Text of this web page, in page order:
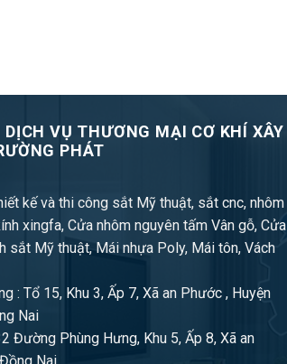
VỤ THƯƠNG MẠI CƠ KHÍ XÂY
PHÁT
kế và thi công sắt Mỹ thuật, sắt cnc, nhôm
xingfa, Cửa nhôm nguyên tấm Vân gỗ, Cửa
sắt Mỹ thuật, Mái nhựa Poly, Mái tôn, Vách
: Tổ 15, Khu 3, Ấp 7, Xã an Phước , Huyện
Nai
Đường Phùng Hưng, Khu 5, Ấp 8, Xã an